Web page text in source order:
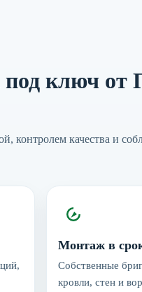
под ключ
контролем качества и
Монтаж в
Собственные
кровли, стен и